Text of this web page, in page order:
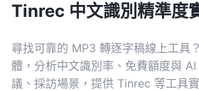
Tinrec 中文識別精準度
尋找可靠的 MP3 轉逐字稿線上工具
體，分析中文識別率、免費額度與
議、採訪場景，提供 Tinrec 等工具